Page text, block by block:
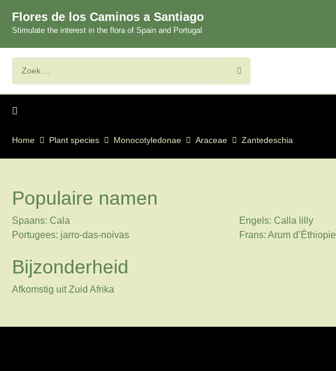
Flores de los Caminos a Santiago
Stimulate the interest in the flora of Spain and Portugal
Home Plant species Monocotyledonae Araceae Zantedeschia
Populaire namen
Spaans: Cala Engels: Calla lilly
Portugees: jarro-das-noivas
Frans: Arum d’Éthiopie
Bijzonderheid
Afkomstig uit Zuid Afrika